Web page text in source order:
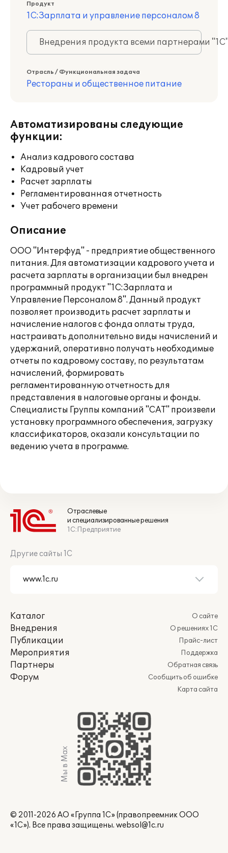
Продукт
1С:Зарплата и управление персоналом 8
Внедрения продукта всеми партнерами
Отрасль / Функциональная задача
Рестораны и общественное питание
Автоматизированы следующие
функции:
Анализ кадрового состава
Кадровый учет
Расчет зарплаты
Регламентированная отчетность
Учет рабочего времени
Описание
ООО "Интерфуд" - предприятие общественного
питания. Для автоматизации кадрового учета и
расчета зарплаты в организации был внедрен
программный продукт "1С:Зарплата и
Управление Персоналом 8". Данный продукт
позволяет производить расчет зарплаты и
начисление налогов с фонда оплаты труда,
настраивать дополнительно виды начислений и
удержаний, оперативно получать необходимые
отчеты по кадровому составу, по результатам
начислений, формировать
регламентированную отчетность для
представления в налоговые органы и фонды.
Специалисты Группы компаний "САТ" произвели
установку программного обеспечения, загрузку
классификаторов, оказали консультации по
ведению учета в программе.
Отраслевые
и специализированные решения
1С:Предприятие
Другие сайты 1С
Каталог
Внедрения
Публикации
Мероприятия
Партнеры
Форум
О сайте
О решениях 1С
Прайс-лист
Поддержка
Обратная связь
Сообщить об ошибке
Карта сайта
Мы в Max
© 2011-2026 АО «Группа 1С» (правопреемник ООО
«1С»). Все права защищены. websol@1c.ru